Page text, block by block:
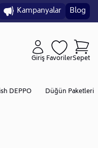
Kampanyalar Blog
GirişFavorilerSepet
DEPPO Düğün Paketleri